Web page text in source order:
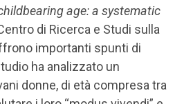
age: a systematic
di Ricerca e Studi sulla
importanti spunti di
ha analizzato un
donne, di età compresa tra